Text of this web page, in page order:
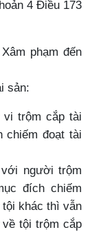
4 Điều 173
phạm đến
sản:
vi trộm cắp tài
chiếm đoạt tài
người trộm
đích chiếm
tội khác thì vẫn
tội trộm cắp